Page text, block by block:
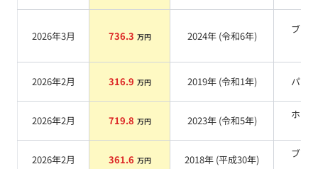
2026年3月 736.3 万円 2024年 (令和6年)
ブラ
2026年2月 316.9 万円 2019年 (令和1年) パール
2026年2月 719.8 万円 2023年 (令和5年)
ホワ
2026年2月 361.6 万円 2018年 (平成30年)
ブラ